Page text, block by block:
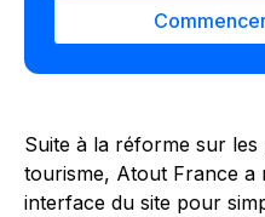
Suite à la réforme sur
tourisme, Atout France a
interface du site pour